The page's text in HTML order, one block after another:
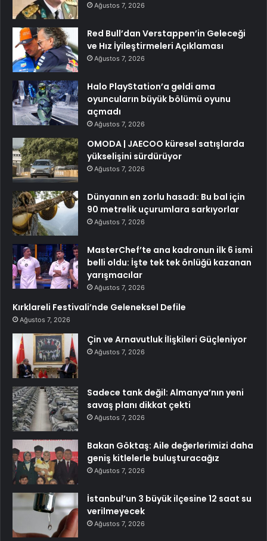
Ağustos 7, 2026
Red Bull’dan Verstappen’in Geleceği
ve Hız İyileştirmeleri Açıklaması
Ağustos 7, 2026
Halo PlayStation’a geldi ama
oyuncuların büyük bölümü oyunu
açmadı
Ağustos 7, 2026
OMODA | JAECOO küresel satışlarda
yükselişini sürdürüyor
Ağustos 7, 2026
Dünyanın en zorlu hasadı: Bu bal için
90 metrelik uçurumlara sarkıyorlar
Ağustos 7, 2026
MasterChef’te ana kadronun ilk 6 ismi
belli oldu: İşte tek tek önlüğü kazanan
yarışmacılar
Ağustos 7, 2026
Kırklareli Festivali’nde Geleneksel Defile
Ağustos 7, 2026
Çin ve Arnavutluk İlişkileri Güçleniyor
Ağustos 7, 2026
Sadece tank değil: Almanya’nın yeni
savaş planı dikkat çekti
Ağustos 7, 2026
Bakan Göktaş: Aile değerlerimizi daha
geniş kitlelerle buluşturacağız
Ağustos 7, 2026
İstanbul’un 3 büyük ilçesine 12 saat su
verilmeyecek
Ağustos 7, 2026